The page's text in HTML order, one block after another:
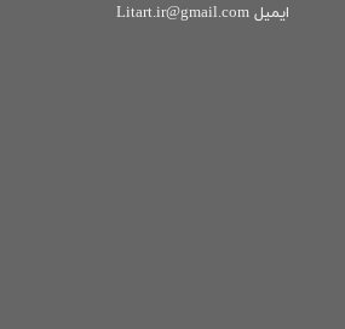
ایمیل Litart.ir@gmail.com